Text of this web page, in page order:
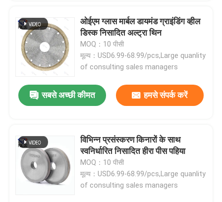
ओईएम ग्लास मार्बल डायमंड ग्राइंडिंग व्हील
डिस्क निसादित अल्ट्रा थिन
MOQ：10 पीसी
मूल्य：USD6.99-68.99/pcs,Large quanlity
of consulting sales managers
सबसे अच्छी कीमत हमसे संपर्क करें
विभिन्न प्रसंस्करण किनारों के साथ
स्वनिर्धारित निसादित हीरा पीस पहिया
MOQ：10 पीसी
मूल्य：USD6.99-68.99/pcs,Large quanlity
of consulting sales managers